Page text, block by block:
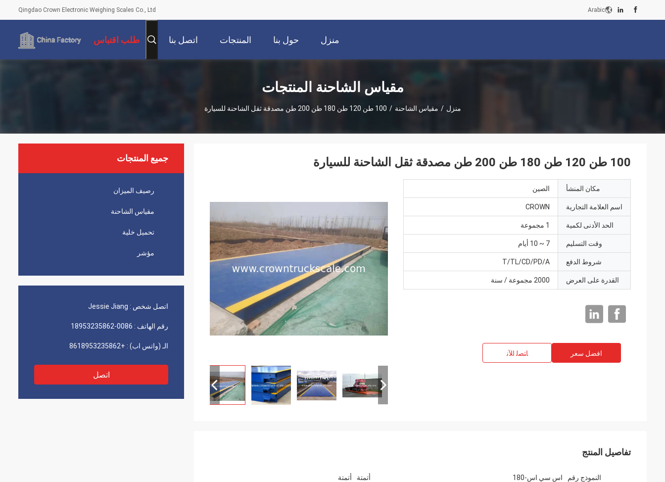
Qingdao Crown Electronic Weighing Scales Co., Ltd Arabic
منزل حول بنا المنتجات اتصل بنا طلب اقتباس
مقياس الشاحنة المنتجات
منزل / مقياس الشاحنة / 100 طن 120 طن 180 طن 200 طن مصدقة ثقل الشاحنة للسيارة
جميع المنتجات
رصيف الميزان
مقياس الشاحنة
تحميل خلية
مؤشر
اتصل شخص : Jessie Jiang
رقم الهاتف : 0086-18953235862
الـ (واتس اب) : +8618953235862
اتصل
100 طن 120 طن 180 طن 200 طن مصدقة ثقل الشاحنة للسيارة
مكان المنشأ الصين
اسم العلامة التجارية CROWN
الحد الأدنى لكمية 1 مجموعة
وقت التسليم 7 ~ 10 أيام
شروط الدفع T/TL/CD/PD/A
القدرة على العرض 2000 مجموعة / سنة
افضل سعر ﺎﺘﺼﻟ ﺍﻶﻧ
تفاصيل المنتج
النموذج رقم اس سي اس-180 أتمتة أتمتة